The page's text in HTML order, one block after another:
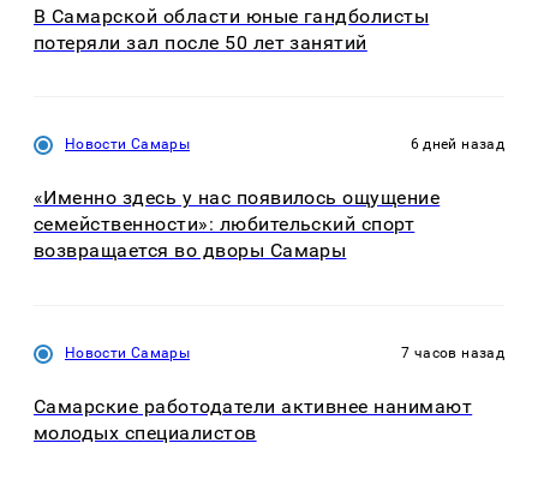
В Самарской области юные гандболисты
потеряли зал после 50 лет занятий
Новости Самары 6 дней назад
«Именно здесь у нас появилось ощущение
семейственности»: любительский спорт
возвращается во дворы Самары
Новости Самары 7 часов назад
Самарские работодатели активнее нанимают
молодых специалистов